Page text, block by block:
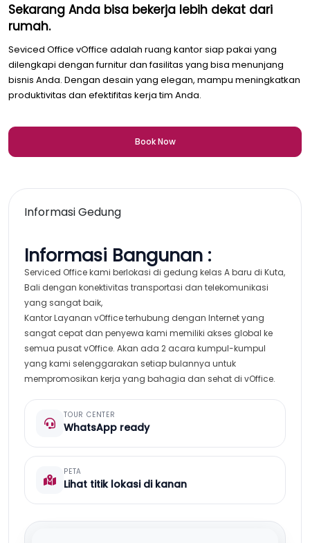
Sekarang Anda bisa bekerja lebih dekat dari
rumah.
Seviced Office vOffice adalah ruang kantor siap pakai yang
dilengkapi dengan furnitur dan fasilitas yang bisa menunjang
bisnis Anda. Dengan desain yang elegan, mampu meningkatkan
produktivitas dan efektifitas kerja tim Anda.
Book Now
Informasi Gedung
Informasi Bangunan :
Serviced Office kami berlokasi di gedung kelas A baru di Kuta,
Bali dengan konektivitas transportasi dan telekomunikasi
yang sangat baik,
Kantor Layanan vOffice terhubung dengan Internet yang
sangat cepat dan penyewa kami memiliki akses global ke
semua pusat vOffice. Akan ada 2 acara kumpul-kumpul
yang kami selenggarakan setiap bulannya untuk
mempromosikan kerja yang bahagia dan sehat di vOffice.
TOUR CENTER
WhatsApp ready
PETA
Lihat titik lokasi di kanan